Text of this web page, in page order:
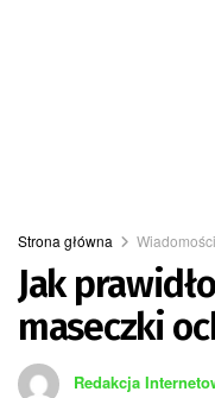
Strona główna Wiadomości
Jak
maseczki
Redakcja